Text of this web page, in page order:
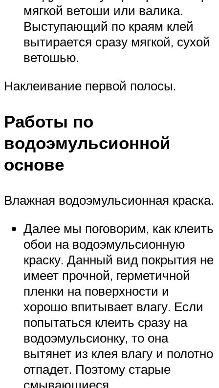
мягкой ветоши или валика.
Выступающий по краям клей
вытирается сразу мягкой, сухой
ветошью.
Наклеивание первой полосы.
Работы по
водоэмульсионной
основе
Влажная водоэмульсионная краска.
Далее мы поговорим, как клеить
обои на водоэмульсионную
краску. Данный вид покрытия не
имеет прочной, герметичной
пленки на поверхности и
хорошо впитывает влагу. Если
попытаться клеить сразу на
водоэмульсионку, то она
вытянет из клея влагу и полотно
отпадет. Поэтому старые
смывающиеся